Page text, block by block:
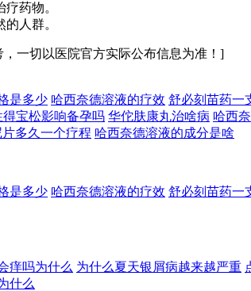
药物。
人群。
一切以医院官方实际公布信息为准！]
是多少 哈西奈德溶液的疗效 舒必刻苗药一
得宝松影响备孕吗 华佗肤康丸治啥病 哈西
多久一个疗程 哈西奈德溶液的成分是啥
是多少 哈西奈德溶液的疗效 舒必刻苗药一
痒吗为什么 为什么夏天银屑病越来越严重
什么